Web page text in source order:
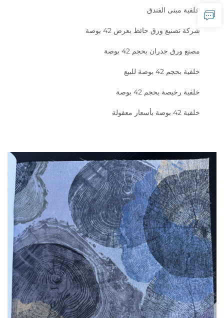
خلفية مبنى الفندق
شركة تصنيع ورق حائط بعرض 42 بوصة
مصنع ورق جدران بحجم 42 بوصة
خلفية بحجم 42 بوصة للبيع
خلفية رخيصة بحجم 42 بوصة
خلفية 42 بوصة بأسعار معقولة